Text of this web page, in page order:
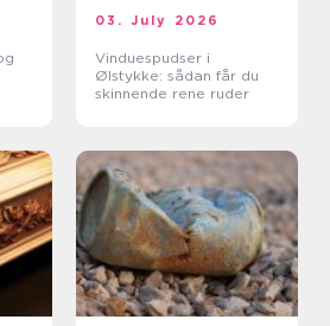
03. July 2026
Vinduespudser i
Ølstykke: sådan får du
skinnende rene ruder